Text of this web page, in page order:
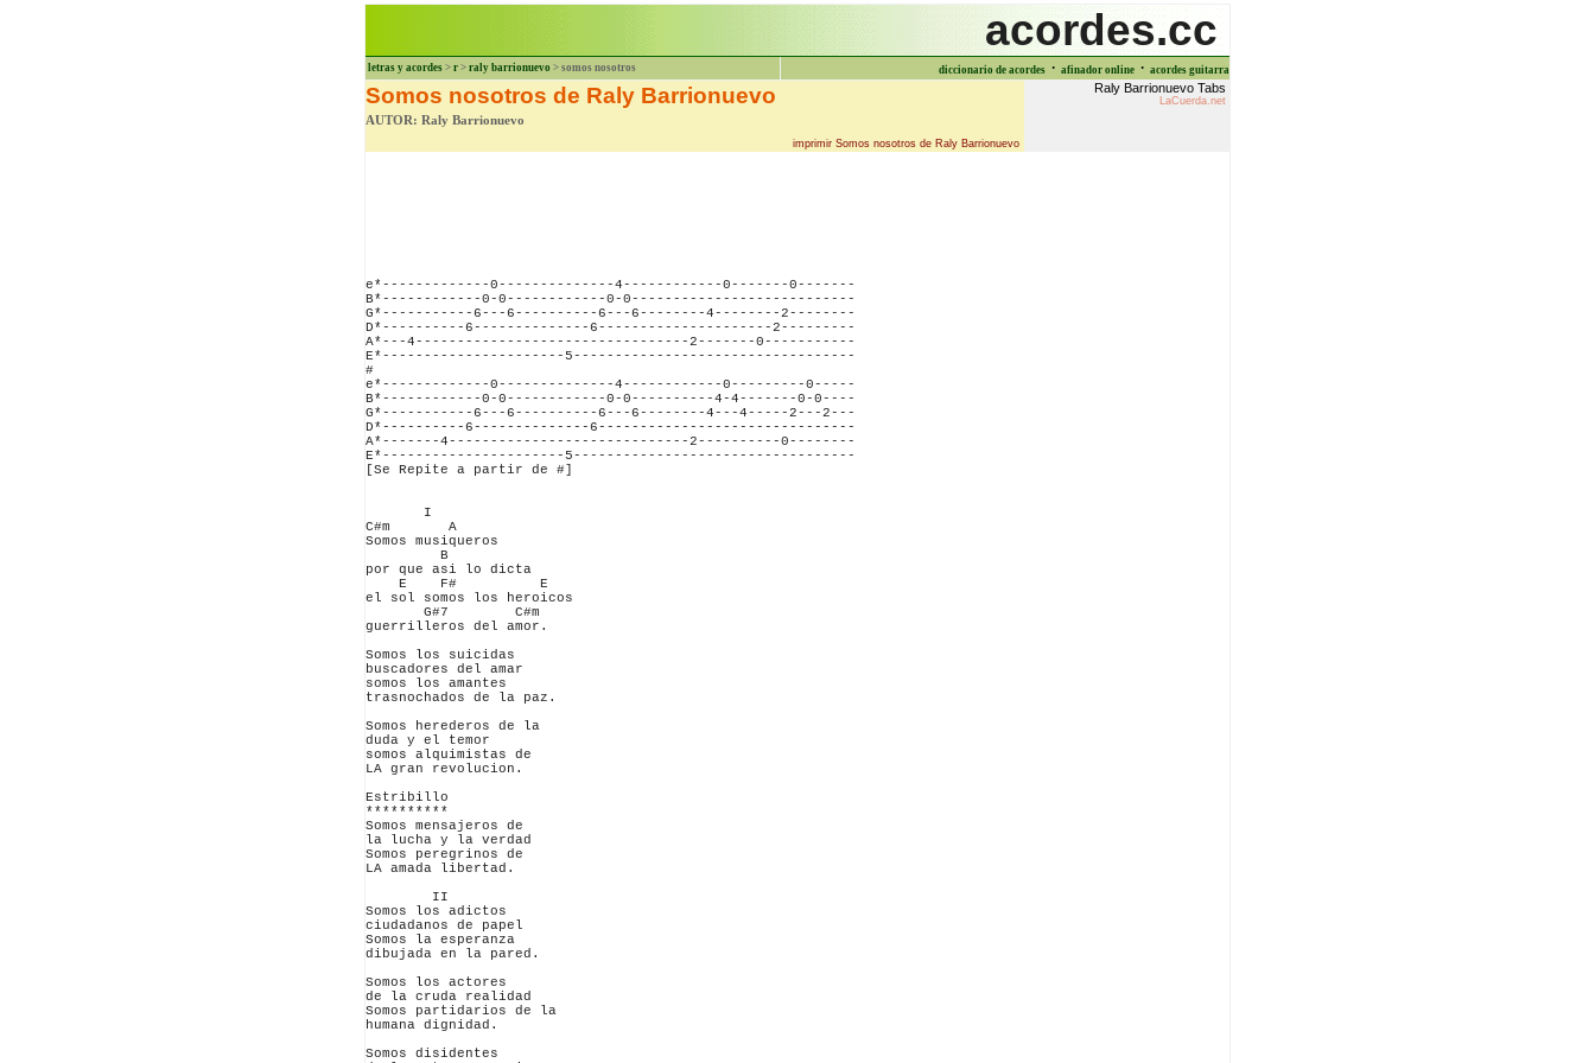
acordes.cc
letras y acordes > r > raly barrionuevo > somos nosotros diccionario de acordes · afinador online · acordes guitarra
Somos nosotros de Raly Barrionuevo
AUTOR: Raly Barrionuevo
Raly Barrionuevo Tabs
LaCuerda.net
imprimir Somos nosotros de Raly Barrionuevo
e*-------------0--------------4------------0-------0-------
B*------------0-0------------0-0---------------------------
G*-----------6---6----------6---6--------4--------2--------
D*----------6--------------6---------------------2---------
A*---4---------------------------------2-------0-----------
E*----------------------5----------------------------------
#
e*-------------0--------------4------------0---------0-----
B*------------0-0------------0-0----------4-4-------0-0----
G*-----------6---6----------6---6--------4---4-----2---2---
D*----------6--------------6-------------------------------
A*-------4-----------------------------2----------0--------
E*----------------------5----------------------------------
[Se Repite a partir de #]
       I
C#m       A
Somos musiqueros
         B
por que asi lo dicta
    E    F#          E
el sol somos los heroicos
       G#7        C#m
guerrilleros del amor.
Somos los suicidas
buscadores del amar
somos los amantes
trasnochados de la paz.
Somos herederos de la
duda y el temor
somos alquimistas de
LA gran revolucion.
Estribillo
**********
Somos mensajeros de
la lucha y la verdad
Somos peregrinos de
LA amada libertad.
        II
Somos los adictos
ciudadanos de papel
Somos la esperanza
dibujada en la pared.
Somos los actores
de la cruda realidad
Somos partidarios de la
humana dignidad.
Somos disidentes